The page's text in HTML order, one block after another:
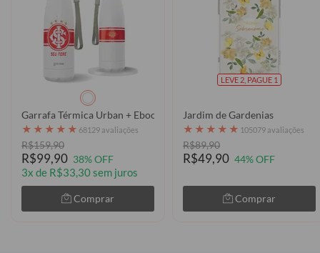
Garrafa Térmica Urban + Ebook - Internacional - Escudo 2026
★ ★ ★ ★ ★ 68129 avaliações
R$159,90
R$99,90 38% OFF
3x de R$33,30 sem juros
Comprar
LEVE 2, PAGUE 1
Jardim de Gardenias
★ ★ ★ ★ ★ 105079 avaliações
R$89,90
R$49,90 44% OFF
Comprar